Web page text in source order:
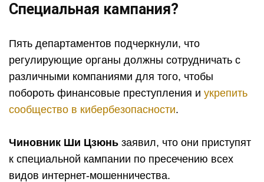
Специальная кампания?
Пять департаментов подчеркнули, что
регулирующие органы должны сотрудничать с
различными компаниями для того, чтобы
побороть финансовые преступления и укрепить
сообщество в кибербезопасности.
Чиновник Ши Цзюнь заявил, что они приступят
к специальной кампании по пресечению всех
видов интернет-мошенничества.